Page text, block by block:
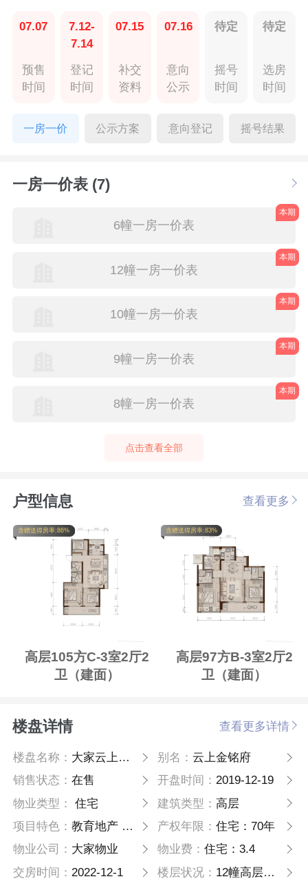
07.07
预售
时间
7.12-
7.14
登记
时间
07.15
补交
资料
07.16
意向
公示
待定
摇号
时间
待定
选房
时间
一房一价 公示方案 意向登记 摇号结果
一房一价表 (7)
6幢一房一价表
本期
12幢一房一价表
本期
10幢一房一价表
本期
9幢一房一价表
本期
8幢一房一价表
本期
点击查看全部
户型信息 查看更多
含赠送得房率:86%
高层105方C-3室2厅2
卫（建面）
含赠送得房率:83%
高层97方B-3室2厅2
卫（建面）
楼盘详情 查看更多详情
楼盘名称： 大家云上金铭府 别名： 云上金铭府
销售状态：在售 开盘时间： 2019-12-19
物业类型：
住宅 建筑类型： 高层
项目特色：教育地产 名企盘 产权年限： 住宅：70年
物业公司： 大家物业 物业费： 住宅：3.4
交房时间：2022-12-1 楼层状况： 12幢高层（含1幢公租房）住宅1040户+公租房101户